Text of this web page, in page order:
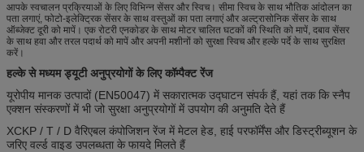
आपके स्वचालन प्रक्रियाओं के लिए विभिन्न सेंसर और स्विच। सीमा स्विच के साथ भौतिक आंदोलन का
पता लगाएं, फोटो-इलेक्ट्रिक सेंसर के साथ वस्तुओं का पता लगाएं और अल्ट्रासोनिक सेंसर के साथ
ऑब्जेक्ट दूरी को मापें। एक रोटरी एनकोडर के साथ मोटर चालित घटकों की स्थिति को मापें, दबाव सेंसर
के साथ हवा और तरल पदार्थ को मापें और अपनी मशीनों को सुरक्षा स्विच और हल्के पर्दे के साथ सुरक्षित
करें।
हल्के से मध्यम ड्यूटी अनुप्रयोगों के लिए कॉम्पैक्ट रेंज
यूरोपीय मानक उत्पादों (EN50047) में सकारात्मक उद्घाटन संपर्क हैं, यहां तक ​​कि स्नैप
एक्शन संस्करणों में भी जो सुरक्षा अनुप्रयोगों में उपयोग की अनुमति देते हैं
XCKP / T / D वैरिएबल कंपोजिशन रेंज में मेटल हेड, हाई परफॉर्मेंस और डिस्ट्रीब्यूशन के
जरिए वर्ल्ड वाइड उपलब्धता के फायदे मिलते हैं